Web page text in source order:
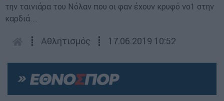
την ταινιάρα του Νόλαν που οι φαν έχουν κρυφό νο1 στην
καρδιά...
┋ Αθλητισμός ┋ 17.06.2019 10:52